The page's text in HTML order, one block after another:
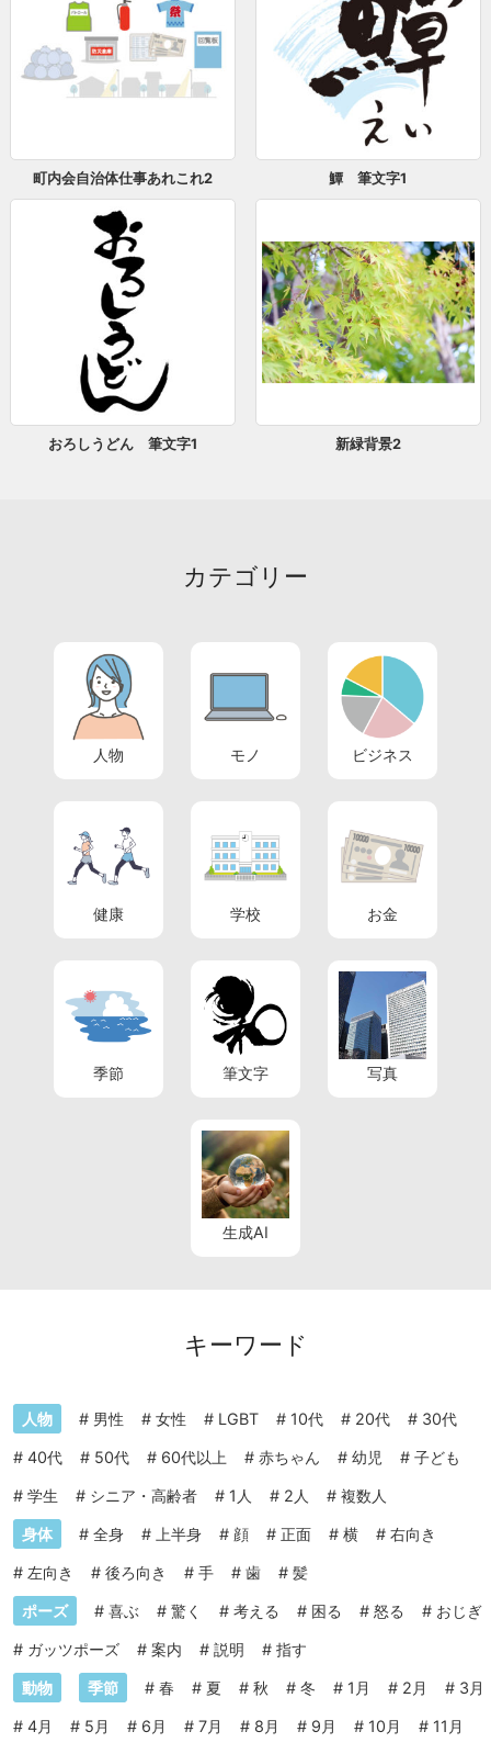
町内会自治体仕事あれこれ2 鱏 筆文字1
おろしうどん 筆文字1 新緑背景2
カテゴリー
人物 モノ ビジネス
健康 学校 お金
季節 筆文字 写真
生成AI
キーワード
人物 # 男性 # 女性 # LGBT # 10代 # 20代 # 30代
# 40代 # 50代 # 60代以上 # 赤ちゃん # 幼児 # 子ども
# 学生 # シニア・高齢者 # 1人 # 2人 # 複数人
身体 # 全身 # 上半身 # 顔 # 正面 # 横 # 右向き
# 左向き # 後ろ向き # 手 # 歯 # 髪
ポーズ # 喜ぶ # 驚く # 考える # 困る # 怒る # おじぎ
# ガッツポーズ # 案内 # 説明 # 指す
動物 季節 # 春 # 夏 # 秋 # 冬 # 1月 # 2月 # 3月
# 4月 # 5月 # 6月 # 7月 # 8月 # 9月 # 10月 # 11月